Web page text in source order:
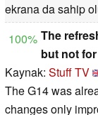
ekrana da sahip
100% The
but not
Kaynak: Stuff TV
The G14 was
changes only